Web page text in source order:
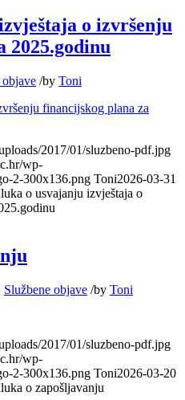
o izvršenju
2025.godinu
objave /by Toni
financijskog plana za
2017/01/sluzbeno-pdf.jpg
wp-
2-300x136.png Toni2026-03-31
o usvajanju izvještaja o
Službene objave /by Toni
2017/01/sluzbeno-pdf.jpg
wp-
2-300x136.png Toni2026-03-20
o zapošljavanju